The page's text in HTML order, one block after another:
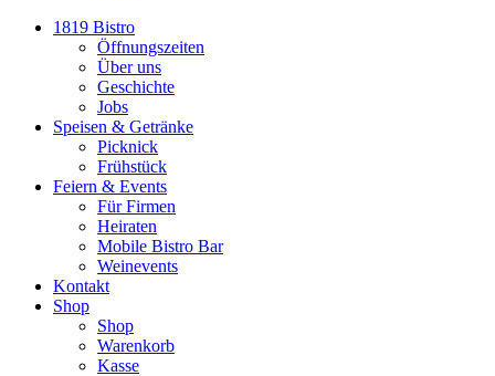
1819 Bistro
Öffnungszeiten
Über uns
Geschichte
Jobs
Speisen & Getränke
Picknick
Frühstück
Feiern & Events
Für Firmen
Heiraten
Mobile Bistro Bar
Weinevents
Kontakt
Shop
Shop
Warenkorb
Kasse